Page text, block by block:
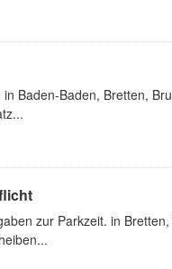
Baden-Baden, Bretten,
zur Parkzeit. in